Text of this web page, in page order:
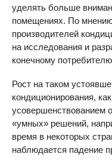
уделять больше
помещениях. По мнению
производителей
на исследования и
конечному
Рост на таком
кондиционирования,
усовершенствованием
«умных» решений,
время в некоторых
наблюдается падение